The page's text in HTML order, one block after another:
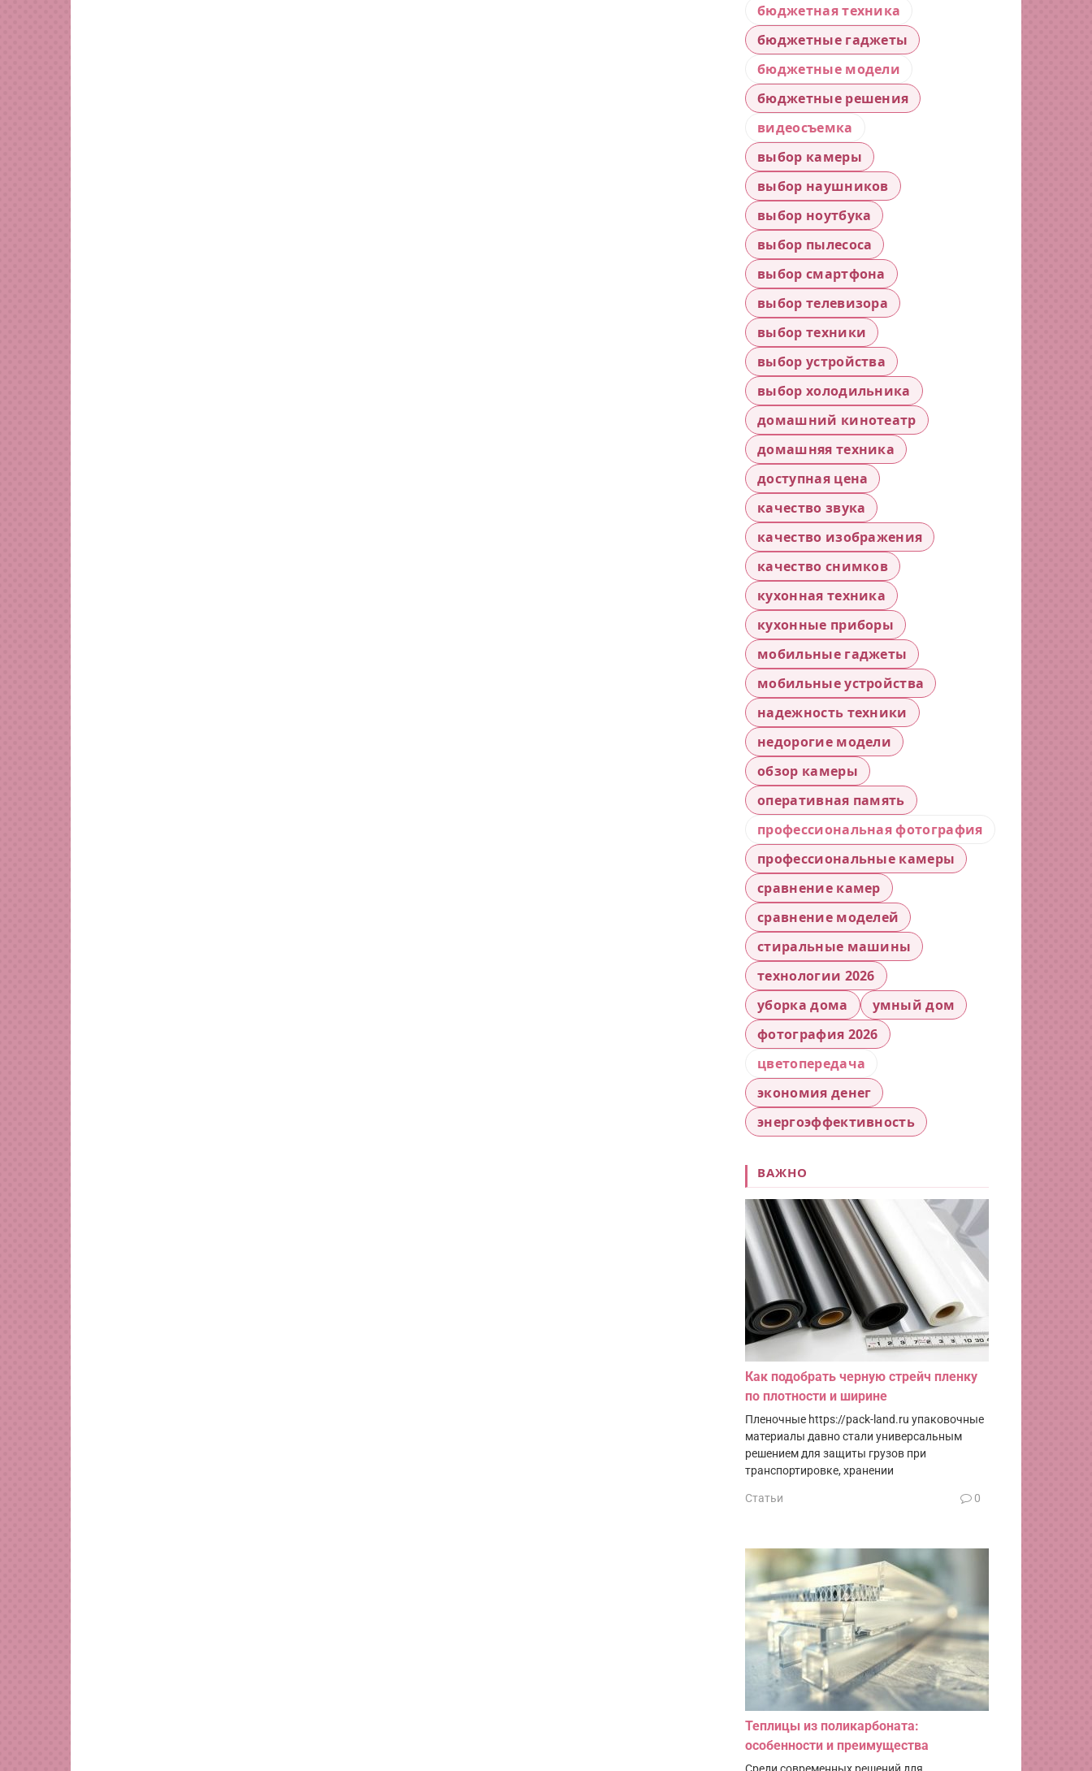
бюджетная техника
бюджетные гаджеты
бюджетные модели
бюджетные решения
видеосъемка
выбор камеры
выбор наушников
выбор ноутбука
выбор пылесоса
выбор смартфона
выбор телевизора
выбор техники
выбор устройства
выбор холодильника
домашний кинотеатр
домашняя техника
доступная цена
качество звука
качество изображения
качество снимков
кухонная техника
кухонные приборы
мобильные гаджеты
мобильные устройства
надежность техники
недорогие модели
обзор камеры
оперативная память
профессиональная фотография
профессиональные камеры
сравнение камер
сравнение моделей
стиральные машины
технологии 2026
уборка дома
умный дом
фотография 2026
цветопередача
экономия денег
энергоэффективность
ВАЖНО
Как подобрать черную стрейч пленку
по плотности и ширине
Пленочные https://pack-land.ru упаковочные
материалы давно стали универсальным
решением для защиты грузов при
транспортировке, хранении
Статьи 0
Теплицы из поликарбоната:
особенности и преимущества